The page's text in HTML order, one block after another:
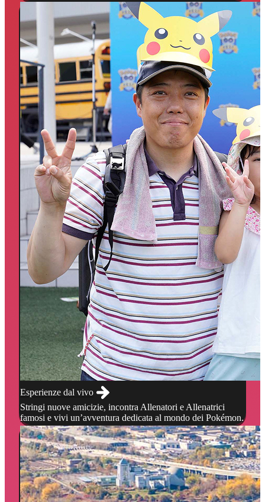
Esperienze dal vivo
Stringi nuove amicizie, incontra Allenatori e Allenatrici
famosi e vivi un’avventura dedicata al mondo dei Pokémon.